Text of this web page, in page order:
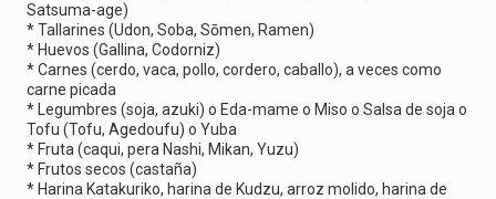
Satsuma-age)
* Tallarines (Udon, Soba, Sōmen, Ramen)
* Huevos (Gallina, Codorniz)
* Carnes (cerdo, vaca, pollo, cordero, caballo), a veces como
carne picada
* Legumbres (soja, azuki) o Eda-mame o Miso o Salsa de soja o
Tofu (Tofu, Agedoufu) o Yuba
* Fruta (caqui, pera Nashi, Mikan, Yuzu)
* Frutos secos (castaña)
* Harina Katakuriko, harina de Kudzu, arroz molido, harina de